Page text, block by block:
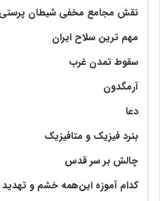
نقش مجامع مخفی شیطان پرستی
مهم ترین سلاح ایران
سقوط تمدن غرب
آرمگدون
دعا
بنرد فیزیک و متافیزیک
چالش بر سر قدس
کدام آموزه این‌همه خشم و